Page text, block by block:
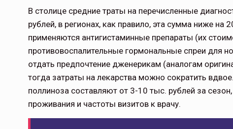
В столице средние траты на перечисленные
рублей, в регионах, как правило, эта сумма ниже
применяются антигистаминные препараты (их
противовоспалительные гормональные спреи для
отдать предпочтение дженерикам (аналогам
тогда затраты на лекарства можно сократить
поллиноза составляют от 3-10 тыс. рублей за
проживания и частоты визитов к врачу.